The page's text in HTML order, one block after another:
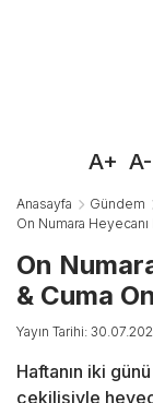
A+ A-
Anasayfa
Gündem
On Numara
On
& Cuma
Yayın Tarihi:
Haftanın iki
çekilişiyle